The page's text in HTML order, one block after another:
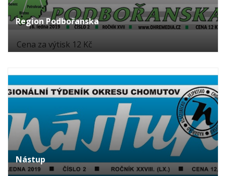
Region Podbořanska
Cena za výtisk 12 Kč
Nástup